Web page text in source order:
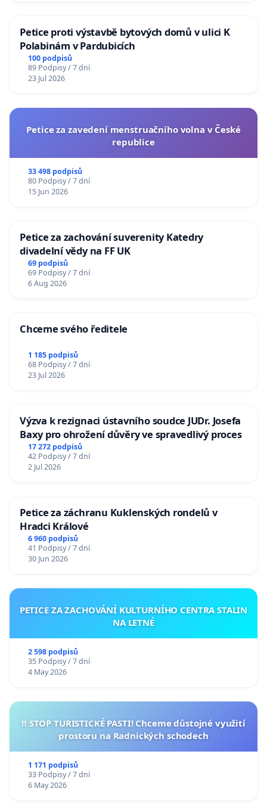
Petice proti výstavbě bytových domů v ulici K
Polabinám v Pardubicích
100 podpisů
89 Podpisy / 7 dní
23 Jul 2026
Petice za zavedení menstruačního volna v České
republice
33 498 podpisů
80 Podpisy / 7 dní
15 Jun 2026
Petice za zachování suverenity Katedry
divadelní vědy na FF UK
69 podpisů
69 Podpisy / 7 dní
6 Aug 2026
Chceme svého ředitele
1 185 podpisů
68 Podpisy / 7 dní
23 Jul 2026
Výzva k rezignaci ústavního soudce JUDr. Josefa
Baxy pro ohrožení důvěry ve spravedlivý proces
17 272 podpisů
42 Podpisy / 7 dní
2 Jul 2026
Petice za záchranu Kuklenských rondelů v
Hradci Králové
6 960 podpisů
41 Podpisy / 7 dní
30 Jun 2026
PETICE ZA ZACHOVÁNÍ KULTURNÍHO CENTRA STALIN
NA LETNÉ
2 598 podpisů
35 Podpisy / 7 dní
4 May 2026
‼️ STOP TURISTICKÉ PASTI! Chceme důstojné využití
prostoru na Radnických schodech
1 171 podpisů
33 Podpisy / 7 dní
6 May 2026